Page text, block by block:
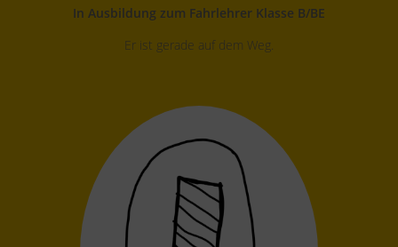
In Ausbildung zum Fahrlehrer Klasse B/BE
Er ist gerade auf dem Weg.